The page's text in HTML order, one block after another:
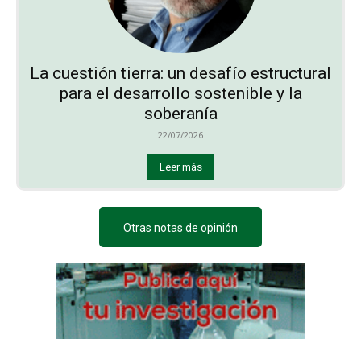
La cuestión tierra: un desafío estructural
para el desarrollo sostenible y la
soberanía
22/07/2026
Leer más
Otras notas de opinión